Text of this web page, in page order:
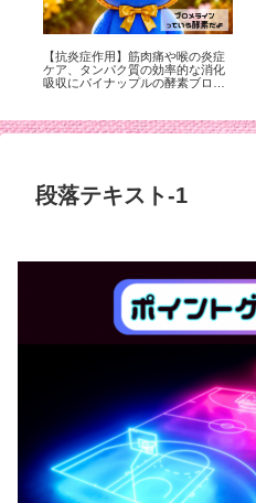
【抗炎症作用】筋肉痛や喉の炎症
ケア、タンパク質の効率的な消化
吸収にパイナップルの酵素ブロメ
段落テキスト-1